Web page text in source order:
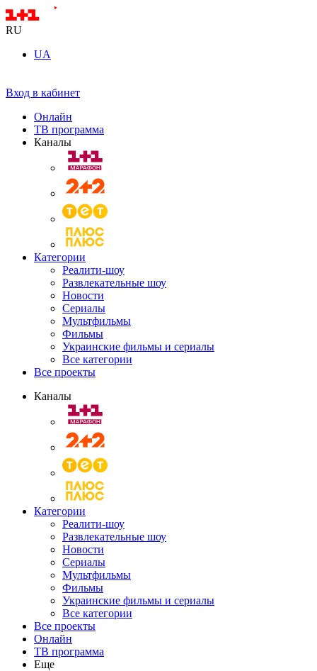
RU
UA
Вход в кабинет
Онлайн
ТВ программа
Каналы
Категории
Реалити-шоу
Развлекательные шоу
Новости
Сериалы
Мультфильмы
Фильмы
Украинские фильмы и сериалы
Все категории
Все проекты
Каналы
Категории
Реалити-шоу
Развлекательные шоу
Новости
Сериалы
Мультфильмы
Фильмы
Украинские фильмы и сериалы
Все категории
Все проекты
Онлайн
ТВ программа
Еще